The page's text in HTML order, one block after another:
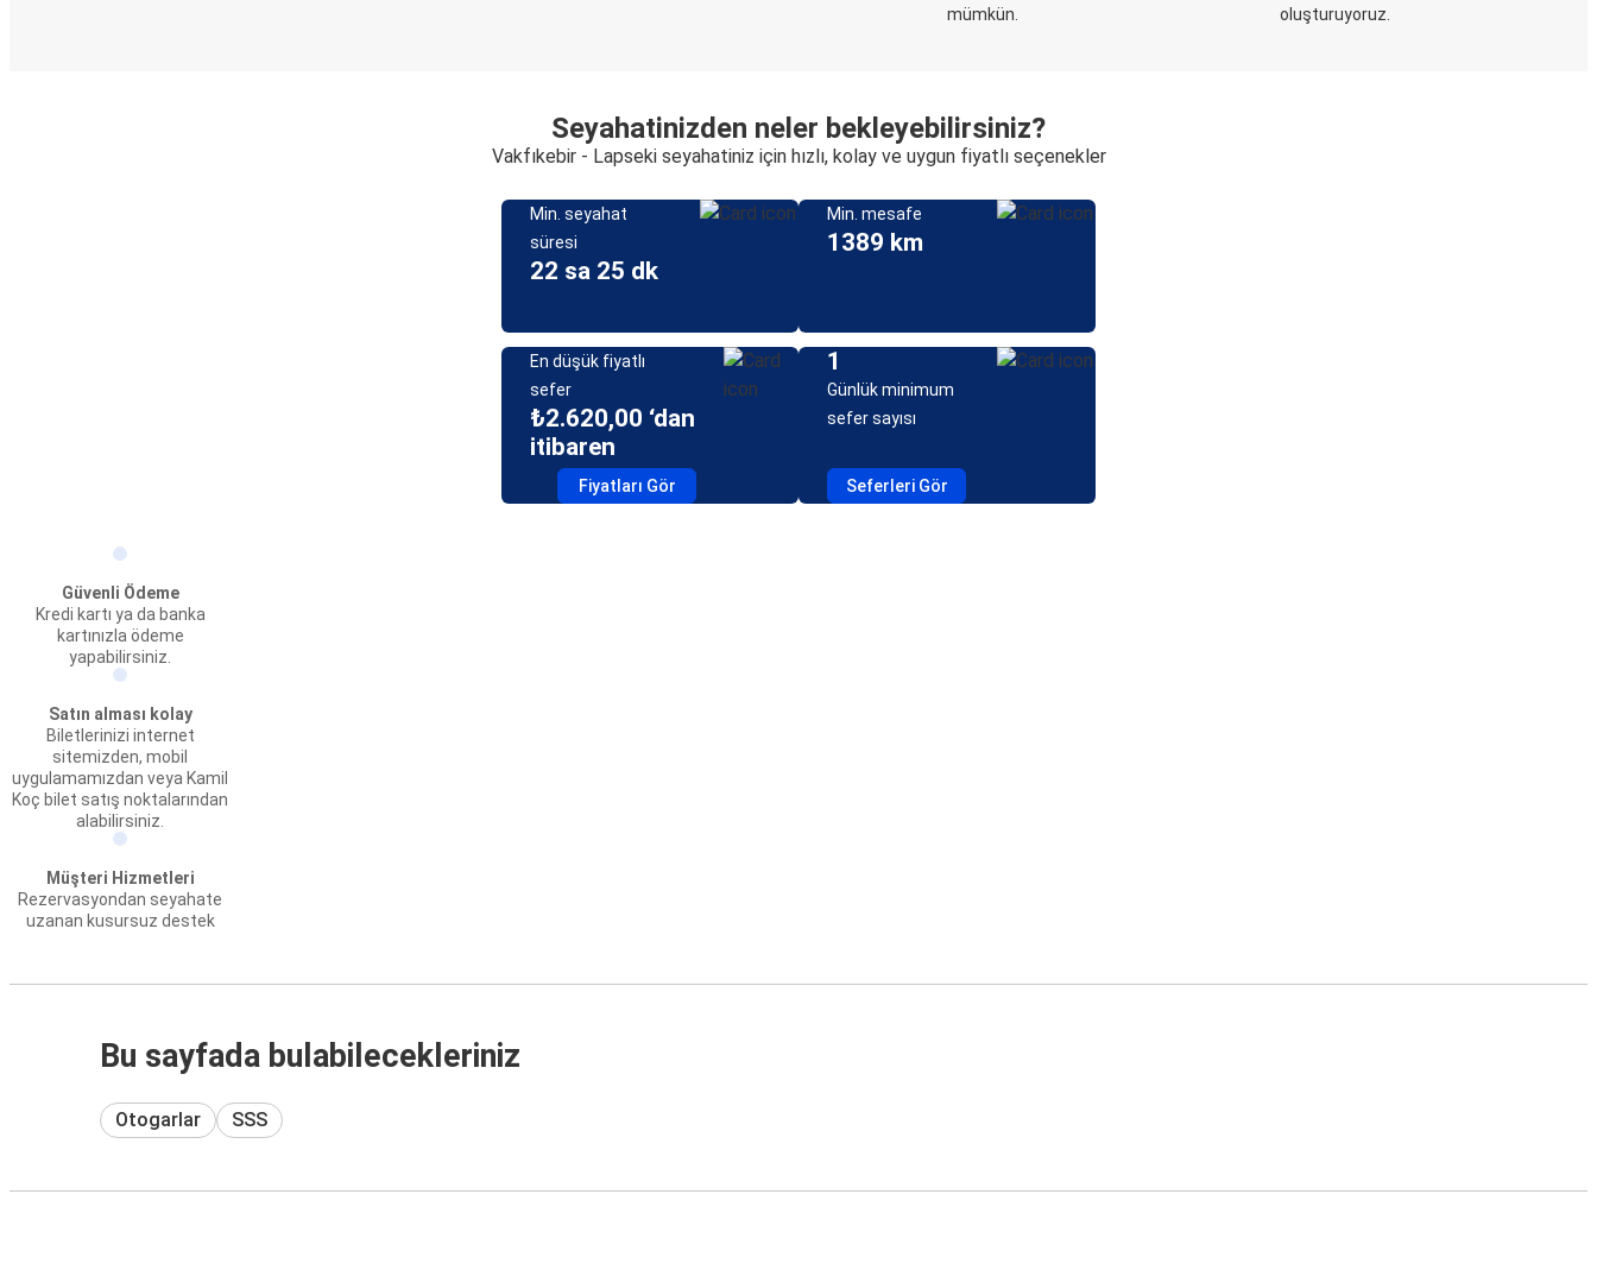
mümkün.
oluşturuyoruz.
Seyahatinizden neler bekleyebilirsiniz?
Vakfıkebir - Lapseki seyahatiniz için hızlı, kolay ve uygun fiyatlı seçenekler
Min. seyahat
süresi
22 sa 25 dk
Min. mesafe
1389 km
En düşük fiyatlı
sefer
₺2.620,00 ‘dan
itibaren
Fiyatları Gör
1
Günlük minimum
sefer sayısı
Seferleri Gör
Güvenli Ödeme
Kredi kartı ya da banka
kartınızla ödeme
yapabilirsiniz.
Satın alması kolay
Biletlerinizi internet
sitemizden, mobil
uygulamamızdan veya Kamil
Koç bilet satış noktalarından
alabilirsiniz.
Müşteri Hizmetleri
Rezervasyondan seyahate
uzanan kusursuz destek
Bu sayfada bulabilecekleriniz
Otogarlar SSS